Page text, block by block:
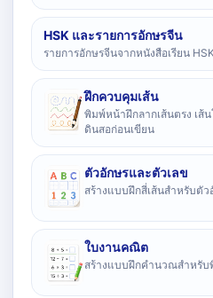
HSK และรายการอักษรจีน
รายการอักษรจีนจากหนังสือเรียน
ฝึกควบคุมเส้น
พิมพ์หน้าฝึกลากเส้นตรง เส้
ดินสอก่อนเขียน
ตัวอักษรและตัวเลข
สร้างแบบฝึกสี่เส้นสำหรับตั
ใบงานคณิต
สร้างแบบฝึกคำนวณสำหรั